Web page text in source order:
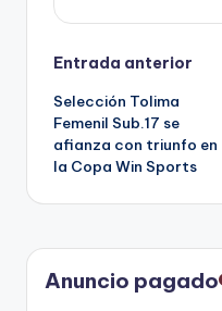
Navegación
de
entradas
Entrada anterior
Selección Tolima
Femenil Sub.17 se
afianza con triunfo en
la Copa Win Sports
Anuncio pagado